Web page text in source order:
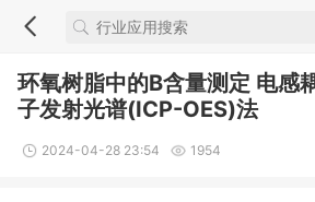
环氧树脂中的B含量测定 电感
子发射光谱(ICP-OES)法
2024-04-28 23:54 1954